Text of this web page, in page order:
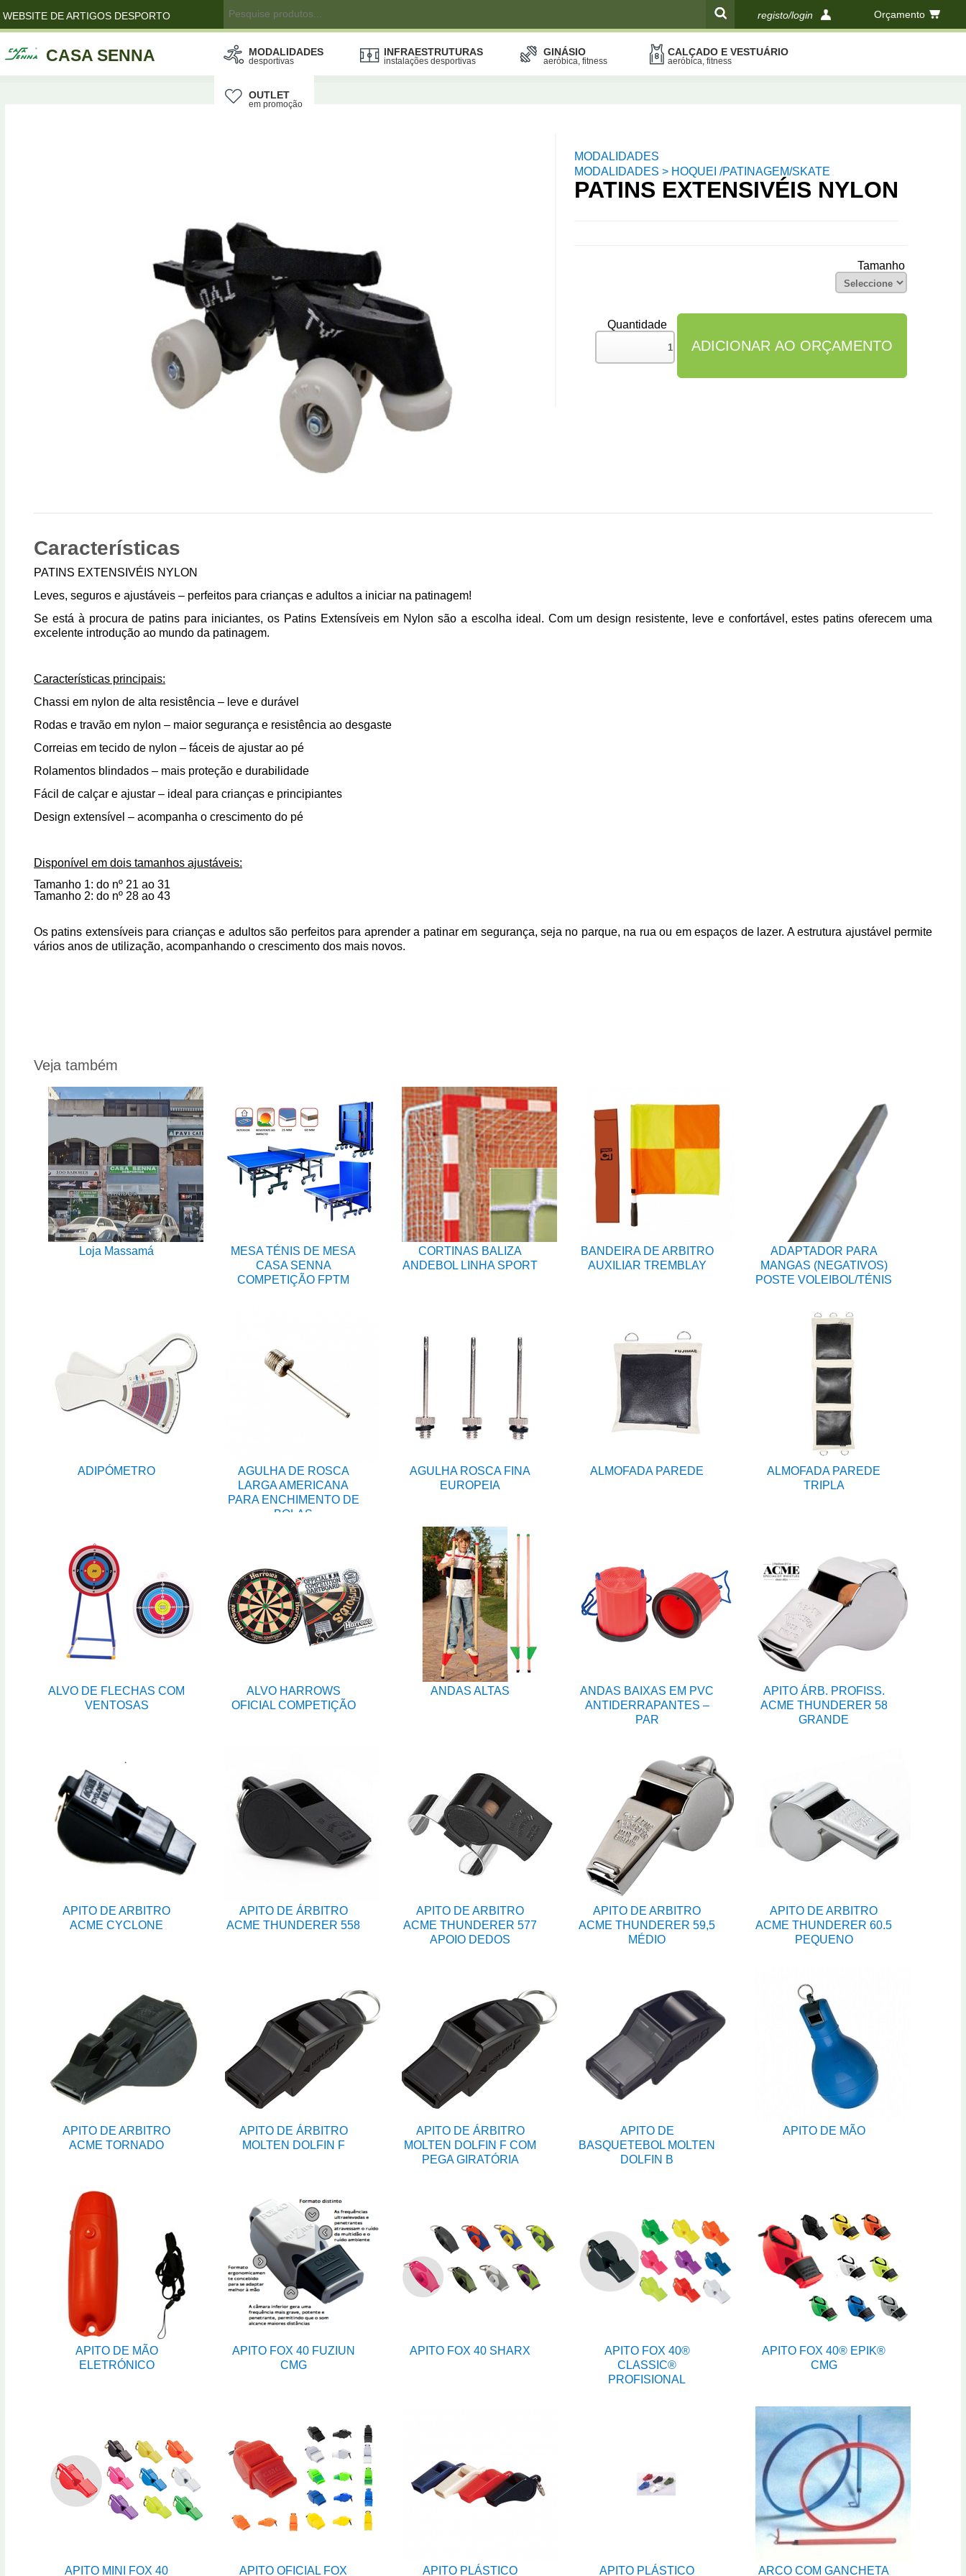
WEBSITE DE ARTIGOS DESPORTO registo/login Orçamento
CASA SENNA MODALIDADES
desportivas
INFRAESTRUTURAS
instalações desportivas
GINÁSIO
aeróbica, fitness
CALÇADO E VESTUÁRIO
aeróbica, fitness
OUTLET
em promoção
MODALIDADES
MODALIDADES > HOQUEI /PATINAGEM/SKATE
PATINS EXTENSIVÉIS NYLON
Tamanho
Quantidade
Características
PATINS EXTENSIVÉIS NYLON
Leves, seguros e ajustáveis – perfeitos para crianças e adultos a iniciar na patinagem!
Se está à procura de patins para iniciantes, os Patins Extensíveis em Nylon são a escolha ideal. Com um design resistente, leve e confortável, estes patins oferecem uma
excelente introdução ao mundo da patinagem.
Características principais:
Chassi em nylon de alta resistência – leve e durável
Rodas e travão em nylon – maior segurança e resistência ao desgaste
Correias em tecido de nylon – fáceis de ajustar ao pé
Rolamentos blindados – mais proteção e durabilidade
Fácil de calçar e ajustar – ideal para crianças e principiantes
Design extensível – acompanha o crescimento do pé
Disponível em dois tamanhos ajustáveis:
Tamanho 1: do nº 21 ao 31
Tamanho 2: do nº 28 ao 43
Os patins extensíveis para crianças e adultossão perfeitos para aprender a patinar em segurança, seja no parque, na rua ou em espaços de lazer. A estrutura ajustável permite
vários anos de utilização, acompanhando o crescimento dos mais novos.
Veja também
Loja Massamá
MESA TÉNIS DE MESA
CASA SENNA
COMPETIÇÃO FPTM
CORTINAS BALIZA
ANDEBOL LINHA SPORT
BANDEIRA DE ARBITRO
AUXILIAR TREMBLAY
ADAPTADOR PARA
MANGAS (NEGATIVOS)
POSTE VOLEIBOL/TÉNIS
ADIPÓMETRO
AGULHA DE ROSCA
LARGA AMERICANA
PARA ENCHIMENTO DE
BOLAS
AGULHA ROSCA FINA
EUROPEIA
ALMOFADA PAREDE
ALMOFADA PAREDE
TRIPLA
ALVO DE FLECHAS COM
VENTOSAS
ALVO HARROWS
OFICIAL COMPETIÇÃO
ANDAS ALTAS
ANDAS BAIXAS EM PVC
ANTIDERRAPANTES –
PAR
APITO ÁRB. PROFISS.
ACME THUNDERER 58
GRANDE
APITO DE ARBITRO
ACME CYCLONE
APITO DE ÁRBITRO
ACME THUNDERER 558
APITO DE ARBITRO
ACME THUNDERER 577
APOIO DEDOS
APITO DE ARBITRO
ACME THUNDERER 59,5
MÉDIO
APITO DE ARBITRO
ACME THUNDERER 60.5
PEQUENO
APITO DE ARBITRO
ACME TORNADO
APITO DE ÁRBITRO
MOLTEN DOLFIN F
APITO DE ÁRBITRO
MOLTEN DOLFIN F COM
PEGA GIRATÓRIA
APITO DE
BASQUETEBOL MOLTEN
DOLFIN B
APITO DE MÃO
APITO DE MÃO
ELETRÓNICO
APITO FOX 40 FUZIUN
CMG
APITO FOX 40 SHARX
APITO FOX 40®
CLASSIC®
PROFISIONAL
APITO FOX 40® EPIK®
CMG
APITO MINI FOX 40 APITO OFICIAL FOX APITO PLÁSTICO APITO PLÁSTICO ARCO COM GANCHETA